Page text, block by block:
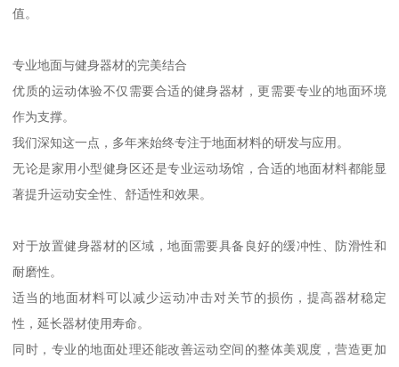
值。
专业地面与健身器材的完美结合
优质的运动体验不仅需要合适的健身器材，更需要专业的地面环境
作为支撑。
我们深知这一点，多年来始终专注于地面材料的研发与应用。
无论是家用小型健身区还是专业运动场馆，合适的地面材料都能显
著提升运动安全性、舒适性和效果。
对于放置健身器材的区域，地面需要具备良好的缓冲性、防滑性和
耐磨性。
适当的地面材料可以减少运动冲击对关节的损伤，提高器材稳定
性，延长器材使用寿命。
同时，专业的地面处理还能改善运动空间的整体美观度，营造更加